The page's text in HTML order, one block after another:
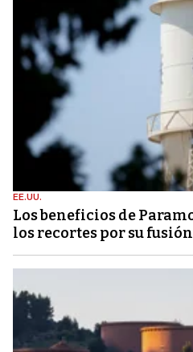
EE.UU.
Los beneficios de
los recortes por su